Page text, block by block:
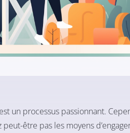
un processus passionnant.
être pas les moyens